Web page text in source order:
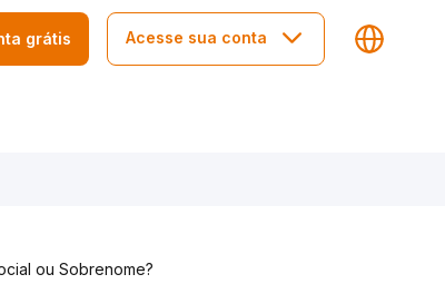
grátis Acesse sua conta
ou Sobrenome?